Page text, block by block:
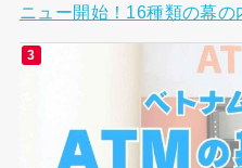
ニュー開始！16種類の幕の